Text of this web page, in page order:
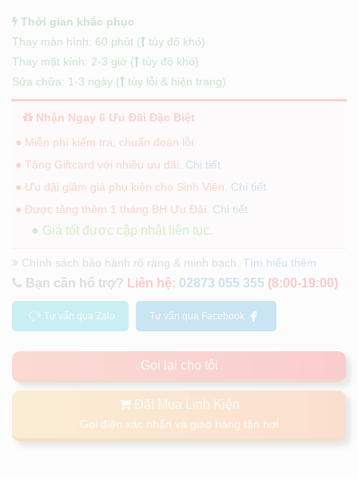
Thời gian khắc phục
Thay màn hình: 60 phút (
tùy độ khó)
Thay mặt kính: 2-3 giờ (
tùy độ khó)
Sửa chữa: 1-3 ngày (
tùy lỗi & hiện trạng)
Nhận Ngay 6 Ưu Đãi Đặc Biệt
● Miễn phí kiểm tra, chuẩn đoán lỗi.
● Tặng Giftcard với nhiều ưu đãi. Chi tiết
● Ưu đãi giảm giá phụ kiện cho Sinh Viên. Chi tiết
● Được tặng thêm 1 tháng BH Ưu Đãi. Chi tiết
● Giá tốt được cập nhật liên tục.
Chính sách bảo hành rõ ràng & minh bạch. Tìm hiểu thêm
Bạn cần hổ trợ? Liên hệ: 02873 055 355 (8:00-19:00)
Tư vấn qua Zalo Tư vấn qua Facebook
Gọi lại cho tôi
Đặt Mua Linh Kiện
Gọi điện xác nhận và giao hàng tận nơi